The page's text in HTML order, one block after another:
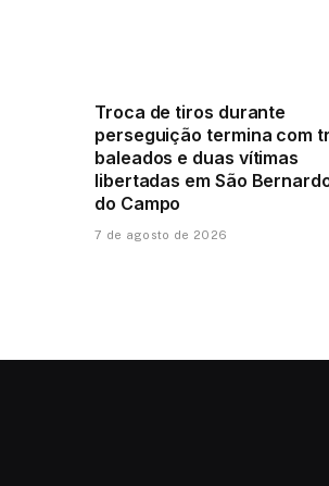
Troca de tiros durante
perseguição termina com
baleados e duas vítimas
libertadas em São
do Campo
7 de agosto de 2026